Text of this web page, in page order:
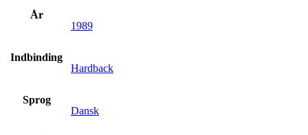
År
1989
Indbinding
Hardback
Sprog
Dansk